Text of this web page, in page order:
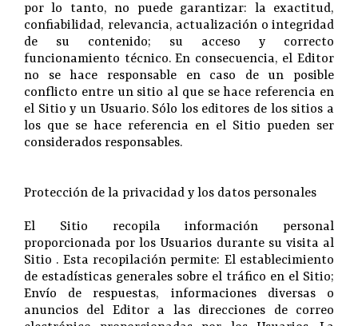
por lo tanto, no puede garantizar: la exactitud,
confiabilidad, relevancia, actualización o integridad
de su contenido; su acceso y correcto
funcionamiento técnico. En consecuencia, el Editor
no se hace responsable en caso de un posible
conflicto entre un sitio al que se hace referencia en
el Sitio y un Usuario. Sólo los editores de los sitios a
los que se hace referencia en el Sitio pueden ser
considerados responsables.
Protección de la privacidad y los datos personales
El Sitio recopila información personal
proporcionada por los Usuarios durante su visita al
Sitio . Esta recopilación permite: El establecimiento
de estadísticas generales sobre el tráfico en el Sitio;
Envío de respuestas, informaciones diversas o
anuncios del Editor a las direcciones de correo